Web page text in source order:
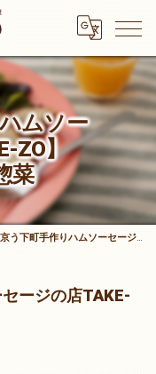
ムソー
ZO】
菜
下町手作りハムソーセージの店TAKE-ZO】日替わりお惣菜
セージの店TAKE-